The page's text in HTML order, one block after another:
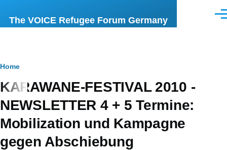
The VOICE Refugee Forum Germany
Breadcrumb
Home
KARAWANE-FESTIVAL 2010 -
NEWSLETTER 4 + 5 Termine:
Mobilization und Kampagne
gegen Abschiebung